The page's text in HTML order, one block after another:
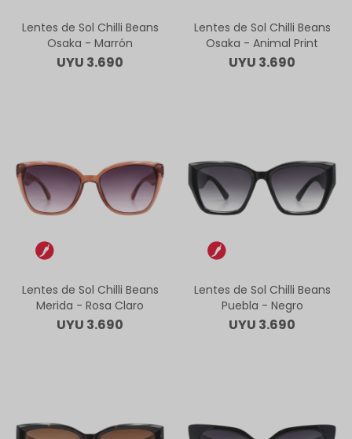
Lentes de Sol Chilli Beans
Osaka - Marrón
UYU 3.690
Lentes de Sol Chilli Beans
Osaka - Animal Print
UYU 3.690
Lentes de Sol Chilli Beans
Merida - Rosa Claro
UYU 3.690
Lentes de Sol Chilli Beans
Puebla - Negro
UYU 3.690